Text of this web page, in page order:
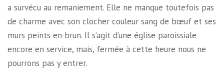
a survécu au remaniement. Elle ne manque toutefois pas
de charme avec son clocher couleur sang de bœuf et ses
murs peints en brun. Il s’agit d’une église paroissiale
encore en service, mais, fermée à cette heure nous ne
pourrons pas y entrer.